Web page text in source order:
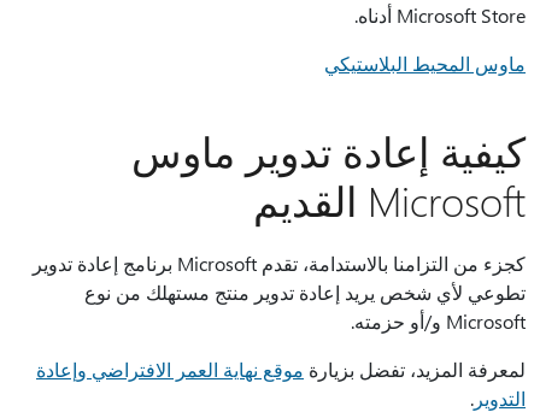
Microsoft Store أدناه.
ماوس المحيط البلاستيكي
كيفية إعادة تدوير ماوس
Microsoft القديم
كجزء من التزامنا بالاستدامة، تقدم Microsoft برنامج إعادة تدوير
تطوعي لأي شخص يريد إعادة تدوير منتج مستهلك من نوع
Microsoft و/أو حزمته.
لمعرفة المزيد، تفضل بزيارة موقع نهاية العمر الافتراضي وإعادة
التدوير .